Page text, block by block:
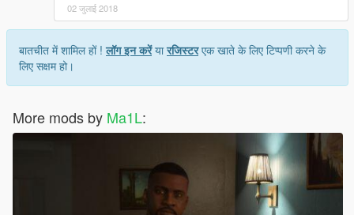
02 जुलाई 2018
बातचीत में शामिल हों !लॉग इन करेंयारजिस्टरएक खाते के लिए टिप्पणी करने के
लिए सक्षम हो।
More mods by Ma1L: